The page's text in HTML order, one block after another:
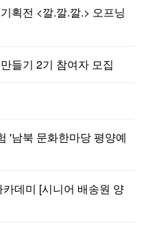
획전 <깔.깔.깔.> 오프닝
들기 2기 참여자 모집
'남북 문화한마당 평양예
데미 [시니어 배송원 양